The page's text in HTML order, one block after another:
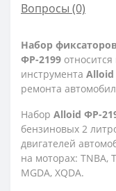
Вопросы (0)
Набор
ФР-2199
инструмента Alloid
ремонта
Набор Alloid ФР-
бензиновых 2
двигателей
на моторах: TNBA,
MGDA, XQDA.